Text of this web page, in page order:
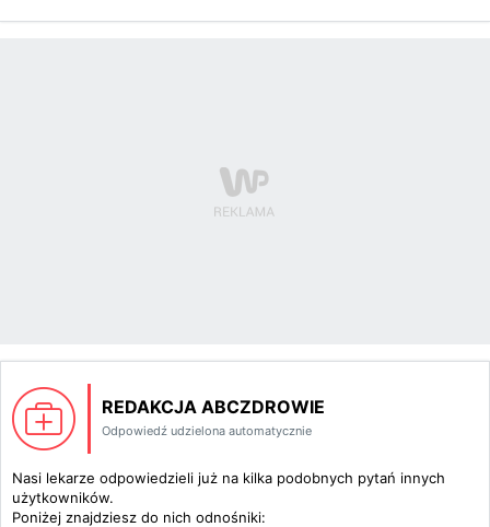
REDAKCJA ABCZDROWIE
Odpowiedź udzielona automatycznie
Nasi lekarze odpowiedzieli już na kilka podobnych pytań innych
użytkowników.
Poniżej znajdziesz do nich odnośniki: